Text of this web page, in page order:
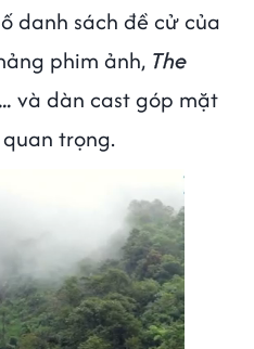
danh sách đề cử của
phim ảnh, The
và dàn cast góp mặt
trọng.
Cancel